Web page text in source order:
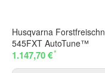
Husqvarna
545FXT AutoTune™
1.147,70 €*